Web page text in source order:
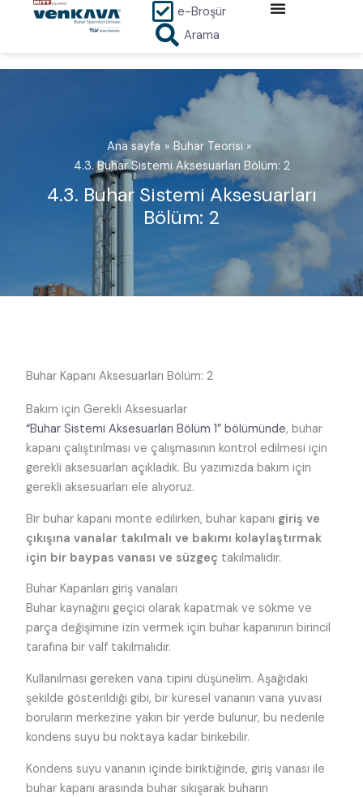
İçeriğe
e-Broşür
Arama
Ana sayfa
Buhar Teorisi
4.3. Buhar Sistemi Aksesuarları Bölüm: 2
4.3. Buhar Sistemi Aksesuarları
Bölüm: 2
Buhar Kapanı Aksesuarları Bölüm: 2
Bakım için Gerekli Aksesuarlar
“Buhar Sistemi Aksesuarları Bölüm 1” bölümünde, buhar
kapanı çalıştırılması ve çalışmasının kontrol edilmesi için
gerekli aksesuarları açıkladık. Bu yazımızda bakım için
gerekli aksesuarları ele alıyoruz.
Bir buhar kapanı monte edilirken, buhar kapanı giriş ve
çıkışına vanalar takılmalı ve bakımı kolaylaştırmak
için bir baypas vanası ve süzgeç takılmalıdır.
Buhar Kapanları giriş vanaları
Buhar kaynağını geçici olarak kapatmak ve sökme ve
parça değişimine izin vermek için buhar kapanının birincil
tarafına bir valf takılmalıdır.
Kullanılması gereken vana tipini düşünelim. Aşağıdaki
şekilde gösterildiği gibi, bir küresel vananın vana yuvası
boruların merkezine yakın bir yerde bulunur, bu nedenle
kondens suyu bu noktaya kadar birikebilir.
Kondens suyu vananın içinde biriktiğinde, giriş vanası ile
buhar kapanı arasında buhar sıkışarak buharın